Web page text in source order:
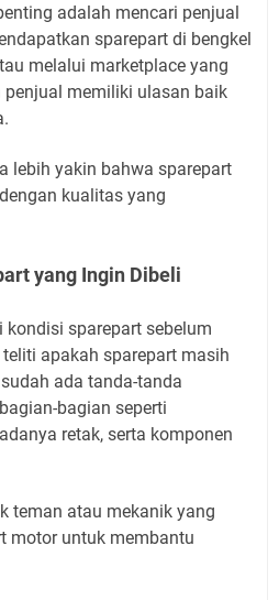
adalah mencari penjual
sparepart di bengkel
melalui marketplace yang
memiliki ulasan baik
lebih yakin bahwa sparepart
kualitas yang
yang Ingin Dibeli
sparepart sebelum
apakah sparepart masih
ada tanda-tanda
bagian seperti
retak, serta komponen
teman atau mekanik yang
motor untuk membantu